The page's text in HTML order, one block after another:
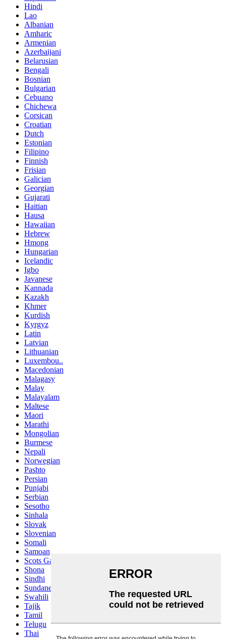
Hindi
Lao
Albanian
Amharic
Armenian
Azerbaijani
Belarusian
Bengali
Bosnian
Bulgarian
Cebuano
Chichewa
Corsican
Croatian
Dutch
Estonian
Filipino
Finnish
Frisian
Galician
Georgian
Gujarati
Haitian
Hausa
Hawaiian
Hebrew
Hmong
Hungarian
Icelandic
Igbo
Javanese
Kannada
Kazakh
Khmer
Kurdish
Kyrgyz
Latin
Latvian
Lithuanian
Luxembou..
Macedonian
Malagasy
Malay
Malayalam
Maltese
Maori
Marathi
Mongolian
Burmese
Nepali
Norwegian
Pashto
Persian
Punjabi
Serbian
Sesotho
Sinhala
Slovak
Slovenian
Somali
Samoan
Scots Gaelic
Shona
Sindhi
Sundanese
Swahili
Tajik
Tamil
Telugu
Thai